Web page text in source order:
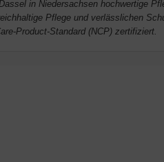
in Niedersachsen hochwertige
Pflege und verlässlichen
Product-Standard (NCP) zertifiziert.